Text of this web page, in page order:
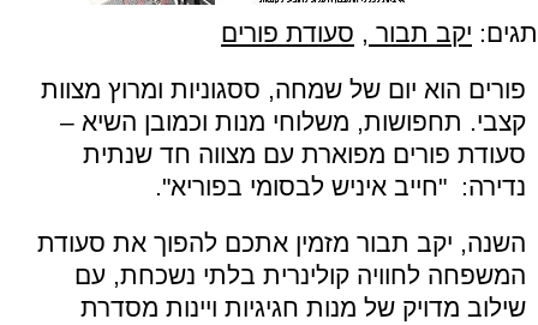
תגים: יקב תבור , סעודת פורים
פורים הוא יום של שמחה, ססגוניות ומרוץ מצוות
קצבי. תחפושות, משלוחי מנות וכמובן השיא –
סעודת פורים מפוארת עם מצווה חד שנתית
נדירה: "חייב איניש לבסומי בפוריא".
השנה, יקב תבור מזמין אתכם להפוך את סעודת
המשפחה לחוויה קולינרית בלתי נשכחת, עם
שילוב מדויק של מנות חגיגיות ויינות מסדרת